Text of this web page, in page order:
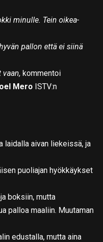
minulle. Tein oikea-
pallon että ei siinä
kommentoi
Mero ISTV:n
laidalla aivan liekeissä, ja
puoliajan hyökkäykset
boksiin, mutta
palloa maaliin. Muutaman
edustalla, mutta aina